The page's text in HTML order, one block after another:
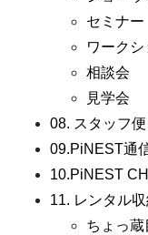
セミナー
ワーク
相談会
見学会
08. スタッフ便
09.PiNEST通
10.PiNEST
11. レンタル
ちょっ